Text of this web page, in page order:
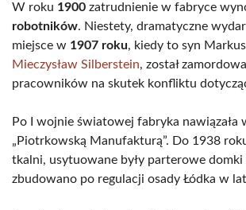
W roku 1900 zatrudnienie w fabryce
robotników. Niestety, dramatyczne
miejsce w 1907 roku, kiedy to syn
Mieczysław Silberstein, został
pracowników na skutek konfliktu
Po I wojnie światowej fabryka nawiązała
„Piotrkowską Manufakturą”. Do 1938
tkalni, usytuowane były parterowe domki
zbudowano po regulacji osady Łódka w